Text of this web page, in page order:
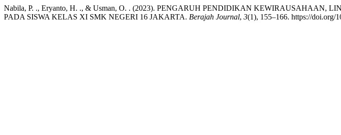
Nabila, P. ., Eryanto, H. ., & Usman, O. . (2023). PENGARUH PENDIDIKAN
PADA SISWA KELAS XI SMK NEGERI 16 JAKARTA. Berajah Journal, 3(1), 155–166. https://doi.org/